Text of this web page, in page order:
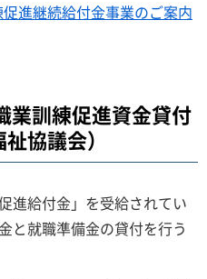
進継続給付金事業のご案内
業訓練促進資金貸付
協議会）
進給付金」を受給されてい
と就職準備金の貸付を行う